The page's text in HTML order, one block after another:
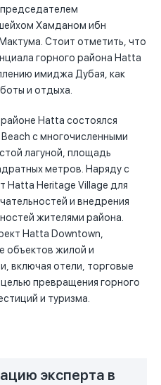
Хамданом ибн
Стоит отметить, что
горного района Hatta
имиджа Дубая, как
и отдыха.
Hatta состоялся
с многочисленными
лагуной, площадь
метров. Наряду с
Hatta Heritage Village для
и внедрения
жителями района.
Hatta Downtown,
объектов жилой и
включая отели, торговые
превращения горного
и туризма.
эксперта в